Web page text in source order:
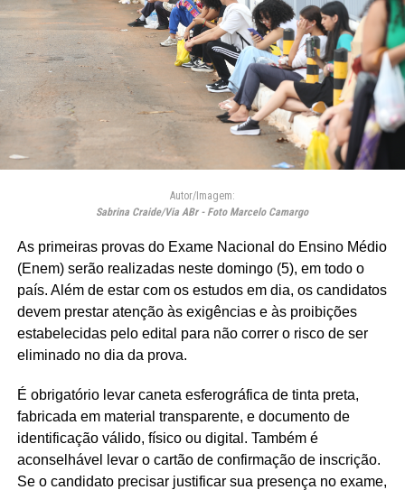
Autor/Imagem:
Sabrina Craide/Via ABr - Foto Marcelo Camargo
As primeiras provas do Exame Nacional do Ensino Médio
(Enem) serão realizadas neste domingo (5), em todo o
país. Além de estar com os estudos em dia, os candidatos
devem prestar atenção às exigências e às proibições
estabelecidas pelo edital para não correr o risco de ser
eliminado no dia da prova.
É obrigatório levar caneta esferográfica de tinta preta,
fabricada em material transparente, e documento de
identificação válido, físico ou digital. Também é
aconselhável levar o cartão de confirmação de inscrição.
Se o candidato precisar justificar sua presença no exame,